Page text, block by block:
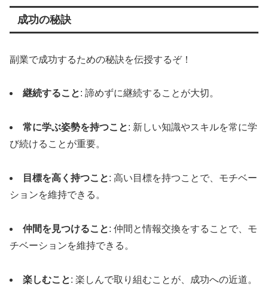
成功の秘訣
副業で成功するための秘訣を伝授するぞ！
継続すること: 諦めずに継続することが大切。
常に学ぶ姿勢を持つこと: 新しい知識やスキルを常に学
び続けることが重要。
目標を高く持つこと: 高い目標を持つことで、モチベー
ションを維持できる。
仲間を見つけること: 仲間と情報交換をすることで、モ
チベーションを維持できる。
楽しむこと: 楽しんで取り組むことが、成功への近道。